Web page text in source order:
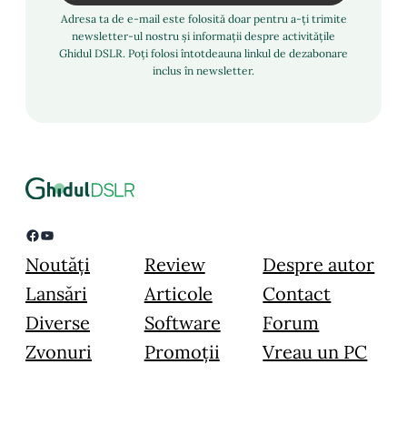
Adresa ta de e-mail este folosită doar pentru a-ți trimite
newsletter-ul nostru și informații despre activitățile
Ghidul DSLR. Poți folosi întotdeauna linkul de dezabonare
inclus în newsletter.
Facebook YouTube
Noutăți
Lansări
Diverse
Zvonuri
Review
Articole
Software
Promoții
Despre autor
Contact
Forum
Vreau un PC